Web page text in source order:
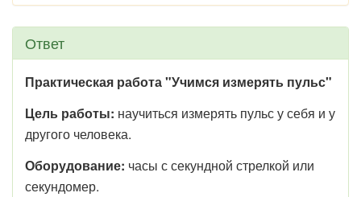
Ответ
Практическая работа "Учимся измерять пульс"
Цель работы: научиться измерять пульс у себя и у
другого человека.
Оборудование: часы с секундной стрелкой или
секундомер.